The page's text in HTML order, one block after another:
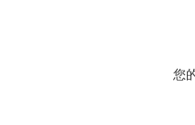
您